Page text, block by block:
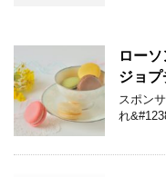
ロー
ジョ
スポン
れ